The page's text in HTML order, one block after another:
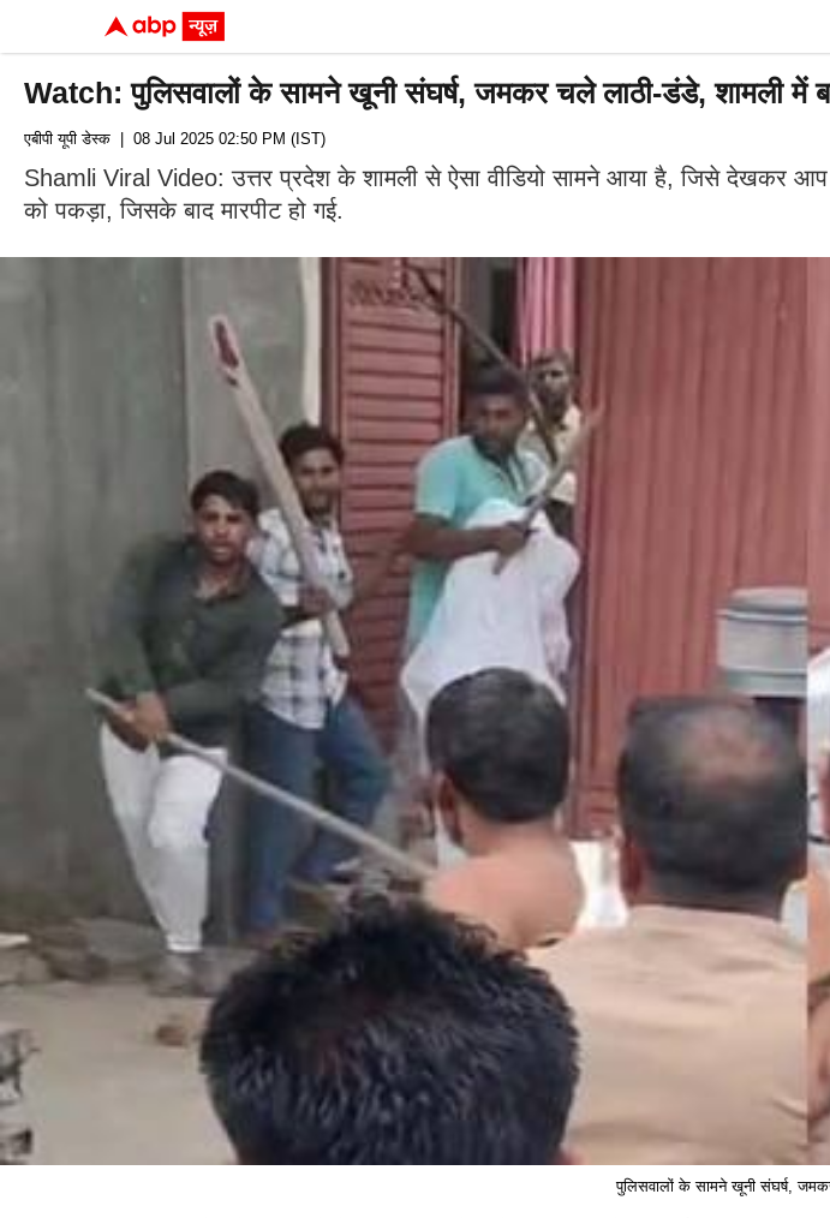
Watch: पुलिसवालों के सामने खूनी संघर्ष, जमकर चले लाठी-डंडे, शामली में
एबीपी यूपी डेस्क | 08 Jul 2025 02:50 PM (IST)
Shamli Viral Video: उत्तर प्रदेश के शामली से ऐसा वीडियो सामने आया है, जिसे देखकर आप
को पकड़ा, जिसके बाद मारपीट हो गई.
पुलिसवालों के सामने खूनी संघर्ष,